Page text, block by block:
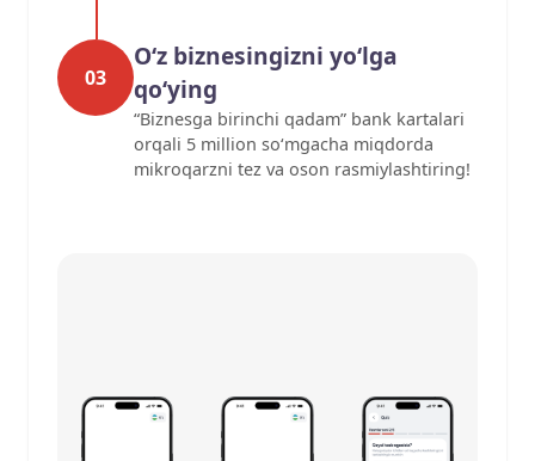
03
O‘z biznesingizni yo‘lga
qo‘ying
“Biznesga birinchi qadam” bank kartalari
orqali 5 million so‘mgacha miqdorda
mikroqarzni tez va oson rasmiylashtiring!